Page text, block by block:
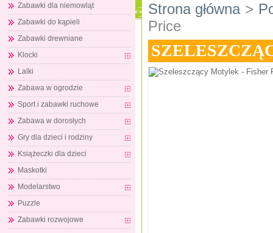
Zabawki dla niemowląt
Zabawki do kąpieli
Zabawki drewniane
Klocki
Lalki
Zabawa w ogrodzie
Sport i zabawki ruchowe
Zabawa w dorosłych
Gry dla dzieci i rodziny
Książeczki dla dzieci
Maskotki
Modelarstwo
Puzzle
Zabawki rozwojowe
Strona główna >
Price